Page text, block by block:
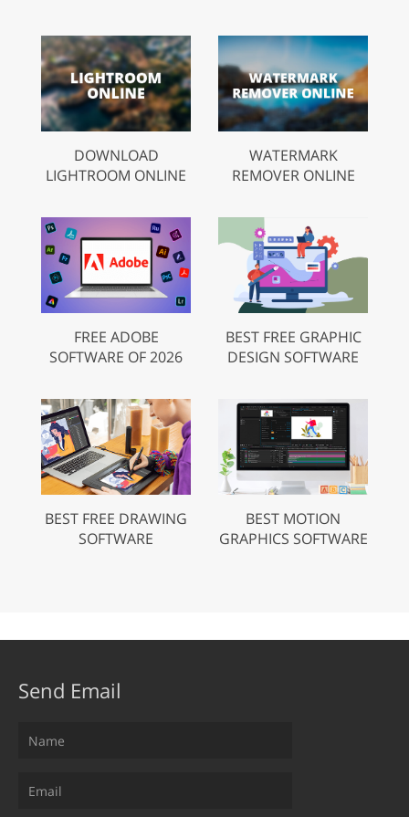
DOWNLOAD
LIGHTROOM ONLINE
WATERMARK
REMOVER ONLINE
FREE ADOBE
SOFTWARE OF 2026
BEST FREE GRAPHIC
DESIGN SOFTWARE
BEST FREE DRAWING
SOFTWARE
BEST MOTION
GRAPHICS SOFTWARE
Send Email